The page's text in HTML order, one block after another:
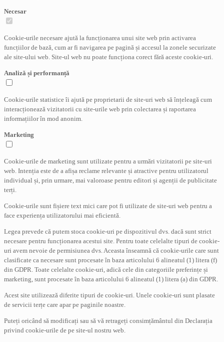
Necesar
Cookie-urile necesare ajută la funcționarea unui site web prin activarea
funcțiilor de bază, cum ar fi navigarea pe pagină și accesul la zonele securizate
ale site-ului web. Site-ul web nu poate funcționa corect fără aceste cookie-uri.
Analiză și performanță
Cookie-urile statistice îi ajută pe proprietarii de site-uri web să înțeleagă cum
interacționează vizitatorii cu site-urile web prin colectarea și raportarea
informațiilor în mod anonim.
Marketing
Cookie-urile de marketing sunt utilizate pentru a urmări vizitatorii pe site-uri
web. Intenția este de a afișa reclame relevante și atractive pentru utilizatorul
individual și, prin urmare, mai valoroase pentru editori și agenții de publicitate
terți.
Cookie-urile sunt fișiere text mici care pot fi utilizate de site-uri web pentru a
face experiența utilizatorului mai eficientă.
Legea prevede că putem stoca cookie-uri pe dispozitivul dvs. dacă sunt strict
necesare pentru funcționarea acestui site. Pentru toate celelalte tipuri de cookie-
uri avem nevoie de permisiunea dvs. Aceasta înseamnă că cookie-urile care sunt
clasificate ca necesare sunt procesate în baza articolului 6 alineatul (1) litera (f)
din GDPR. Toate celelalte cookie-uri, adică cele din categoriile preferințe și
marketing, sunt procesate în baza articolului 6 alineatul (1) litera (a) din GDPR.
Acest site utilizează diferite tipuri de cookie-uri. Unele cookie-uri sunt plasate
de servicii terțe care apar pe paginile noastre.
Puteți oricând să modificați sau să vă retrageți consimțământul din Declarația
privind cookie-urile de pe site-ul nostru web.